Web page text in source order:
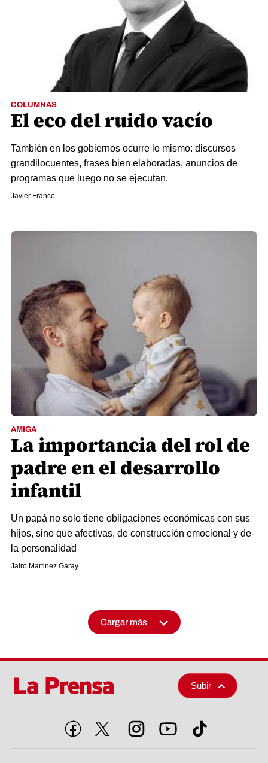
COLUMNAS
El eco del ruido vacío
También en los gobiernos ocurre lo mismo: discursos
grandilocuentes, frases bien elaboradas, anuncios de
programas que luego no se ejecutan.
Javier Franco
AMIGA
La importancia del rol de
padre en el desarrollo
infantil
Un papá no solo tiene obligaciones económicas con sus
hijos, sino que afectivas, de construcción emocional y de
la personalidad
Jairo Martinez Garay
Cargar más
Subir